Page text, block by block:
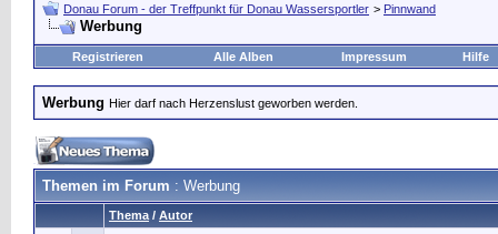
Donau Forum - der Treffpunkt für Donau Wassersportler > Pinnwand
Werbung
Registrieren Alle Alben Impressum Hilfe
Werbung Hier darf nach Herzenslust geworben werden.
Themen im Forum : Werbung
Thema / Autor